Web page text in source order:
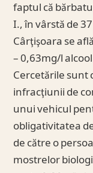
faptul că
I., în vârstă de
Cârţişoara se
– 0,63mg/l
Cercetările sunt
infracţiunii de
unui vehicul
obligativitatea
de către o
mostrelor